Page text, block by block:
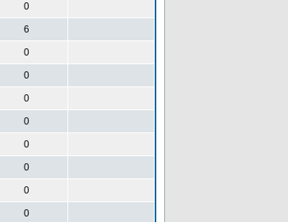
0
6
0
0
0
0
0
0
0
0